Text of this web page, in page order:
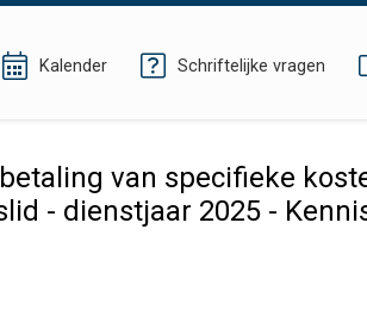
Kalender Schriftelijke vragen
van specifieke
- dienstjaar 2025 -